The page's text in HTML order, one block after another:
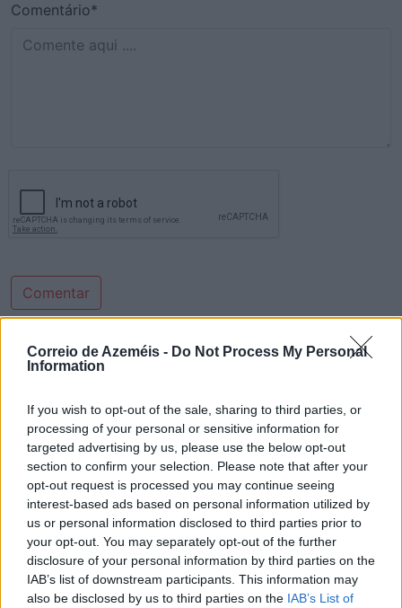
Correio de Azeméis - Do Not Process My Personal
Information
If you wish to opt-out of the sale, sharing to third parties, or
processing of your personal or sensitive information for
targeted advertising by us, please use the below opt-out
section to confirm your selection. Please note that after your
opt-out request is processed you may continue seeing
interest-based ads based on personal information utilized by
us or personal information disclosed to third parties prior to
your opt-out. You may separately opt-out of the further
disclosure of your personal information by third parties on the
IAB’s list of downstream participants. This information may
also be disclosed by us to third parties on the IAB’s List of
Comentário*
Comentar
Últimas Notícias